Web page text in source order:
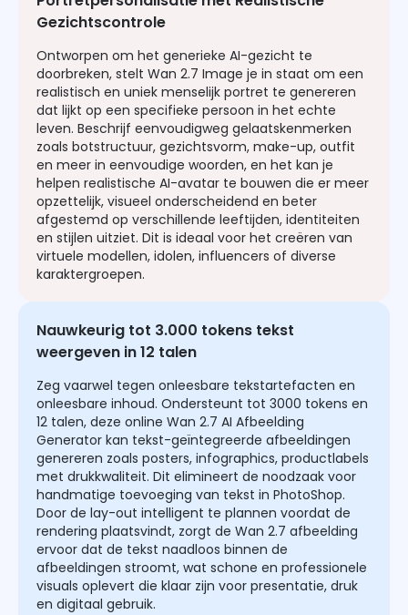
Gezichtscontrole
Ontworpen om het generieke AI-gezicht te
doorbreken, stelt Wan 2.7 Image je in staat om een
realistisch en uniek menselijk portret te genereren
dat lijkt op een specifieke persoon in het echte
leven. Beschrijf eenvoudigweg gelaatskenmerken
zoals botstructuur, gezichtsvorm, make-up, outfit
en meer in eenvoudige woorden, en het kan je
helpen realistische AI-avatar te bouwen die er meer
opzettelijk, visueel onderscheidend en beter
afgestemd op verschillende leeftijden, identiteiten
en stijlen uitziet. Dit is ideaal voor het creëren van
virtuele modellen, idolen, influencers of diverse
karaktergroepen.
Nauwkeurig tot 3.000 tokens tekst
weergeven in 12 talen
Zeg vaarwel tegen onleesbare tekstartefacten en
onleesbare inhoud. Ondersteunt tot 3000 tokens en
12 talen, deze online Wan 2.7 AI Afbeelding
Generator kan tekst-geïntegreerde afbeeldingen
genereren zoals posters, infographics, productlabels
met drukkwaliteit. Dit elimineert de noodzaak voor
handmatige toevoeging van tekst in PhotoShop.
Door de lay-out intelligent te plannen voordat de
rendering plaatsvindt, zorgt de Wan 2.7 afbeelding
ervoor dat de tekst naadloos binnen de
afbeeldingen stroomt, wat schone en professionele
visuals oplevert die klaar zijn voor presentatie, druk
en digitaal gebruik.